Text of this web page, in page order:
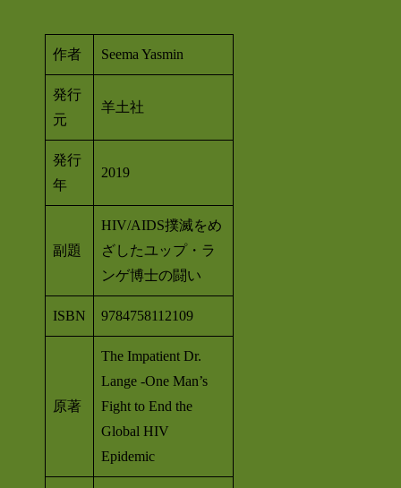
作者 Seema Yasmin
発行
元
羊土社
発行
年
2019
副題
HIV/AIDS撲滅をめ
ざしたユップ・ラ
ンゲ博士の闘い
ISBN 9784758112109
原著
The Impatient Dr.
Lange -One Man’s
Fight to End the
Global HIV
Epidemic